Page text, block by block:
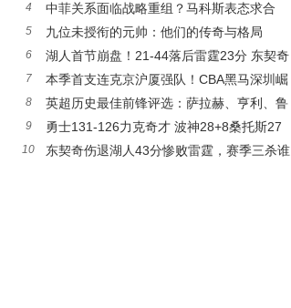
煌旅程
4
中菲关系面临战略重组？马科斯表态求合
作，中方划出明确红线
5 九位未授衔的元帅：他们的传奇与格局
6
湖人首节崩盘！21-44落后雷霆23分 东契奇
詹姆斯集体低迷
7
本季首支连克京沪厦强队！CBA黑马深圳崛
起，总决赛指日可待
8
英超历史最佳前锋评选：萨拉赫、亨利、鲁
尼、C罗等巨星入围
9
勇士131-126力克奇才 波神28+8桑托斯27
分波杰姆斯基全能表现
10
东契奇伤退湖人43分惨败雷霆，赛季三杀谁